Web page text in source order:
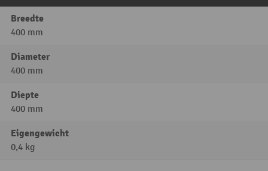
Breedte
400 mm
Diameter
400 mm
Diepte
400 mm
Eigengewicht
0,4 kg